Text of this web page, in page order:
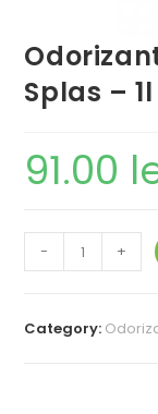
Splas – 1l
91.00
- +
Category: